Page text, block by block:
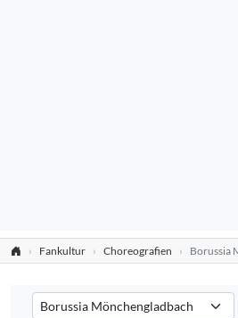
Fankultur Choreografien Borussia
Verein auswählen